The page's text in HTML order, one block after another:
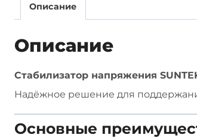
Описание
Описание
Стабилизатор напряжения
Надёжное решение для
Основные